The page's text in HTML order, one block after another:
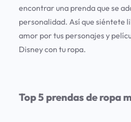
encontrar una prenda que se
personalidad. Así que siéntete
amor por tus personajes y
Disney con tu ropa.
Top 5 prendas de ropa